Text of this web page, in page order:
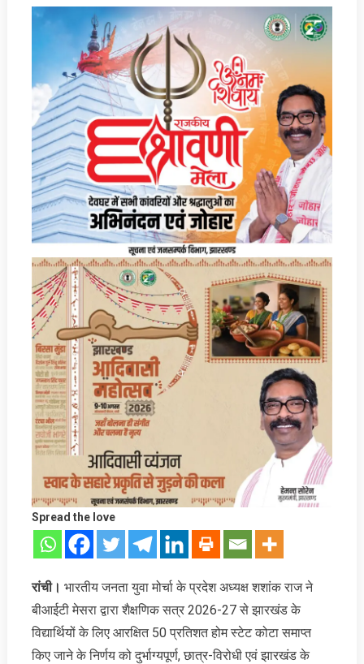
Spread the love
रांची। भारतीय जनता युवा मोर्चा के प्रदेश अध्यक्ष शशांक राज ने
बीआईटी मेसरा द्वारा शैक्षणिक सत्र 2026-27 से झारखंड के
विद्यार्थियों के लिए आरक्षित 50 प्रतिशत होम स्टेट कोटा समाप्त
किए जाने के निर्णय को दुर्भाग्यपूर्ण, छात्र-विरोधी एवं झारखंड के